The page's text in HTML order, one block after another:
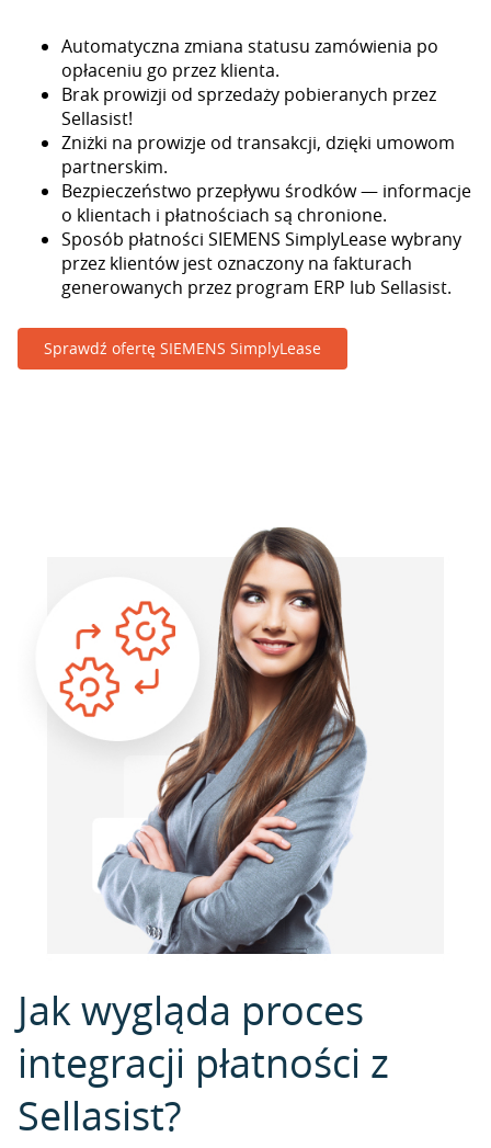
Automatyczna zmiana statusu zamówienia po
opłaceniu go przez klienta.
Brak prowizji od sprzedaży pobieranych przez
Sellasist!
Zniżki na prowizje od transakcji, dzięki umowom
partnerskim.
Bezpieczeństwo przepływu środków — informacje
o klientach i płatnościach są chronione.
Sposób płatności SIEMENS SimplyLease wybrany
przez klientów jest oznaczony na fakturach
generowanych przez program ERP lub Sellasist.
Sprawdź ofertę SIEMENS SimplyLease
Jak wygląda proces
integracji płatności z
Sellasist?